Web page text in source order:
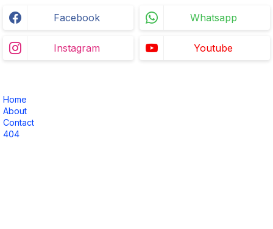
Facebook Whatsapp
Instagram Youtube
Home
About
Contact
404